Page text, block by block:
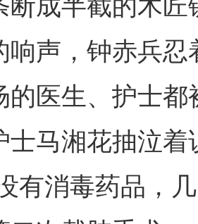
断成半截的木
响声，钟赤兵
的医生、护士
士马湘花抽泣着
有消毒药品，